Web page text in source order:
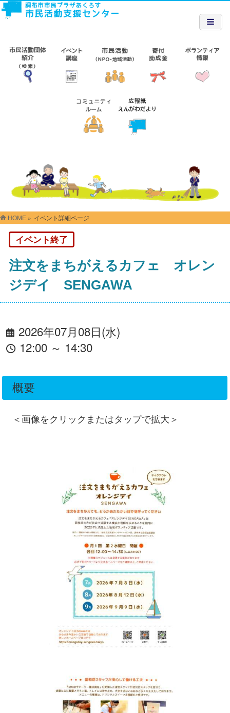
HOME » イベント詳細ページ
イベント終了
注文をまちがえるカフェ オレン
ジデイ SENGAWA
2026年07月08日(水)
12:00 ～ 14:30
概要
＜画像をクリックまたはタップで拡大＞